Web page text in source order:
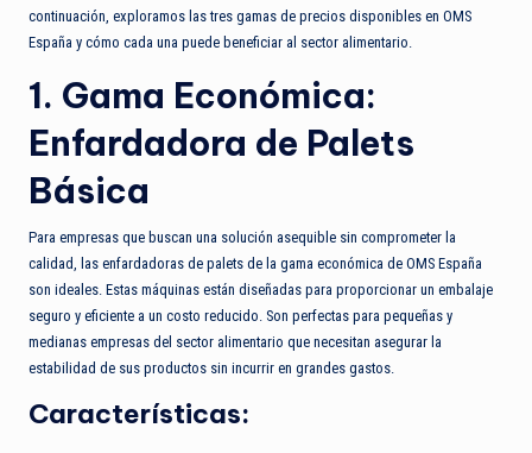
continuación, exploramos las tres gamas de precios disponibles en OMS
España y cómo cada una puede beneficiar al sector alimentario.
1. Gama Económica:
Enfardadora de Palets
Básica
Para empresas que buscan una solución asequible sin comprometer la
calidad, las enfardadoras de palets de la gama económica de OMS España
son ideales. Estas máquinas están diseñadas para proporcionar un embalaje
seguro y eficiente a un costo reducido. Son perfectas para pequeñas y
medianas empresas del sector alimentario que necesitan asegurar la
estabilidad de sus productos sin incurrir en grandes gastos.
Características: